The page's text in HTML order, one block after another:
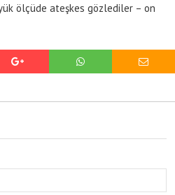
ölçüde ateşkes gözlediler – on